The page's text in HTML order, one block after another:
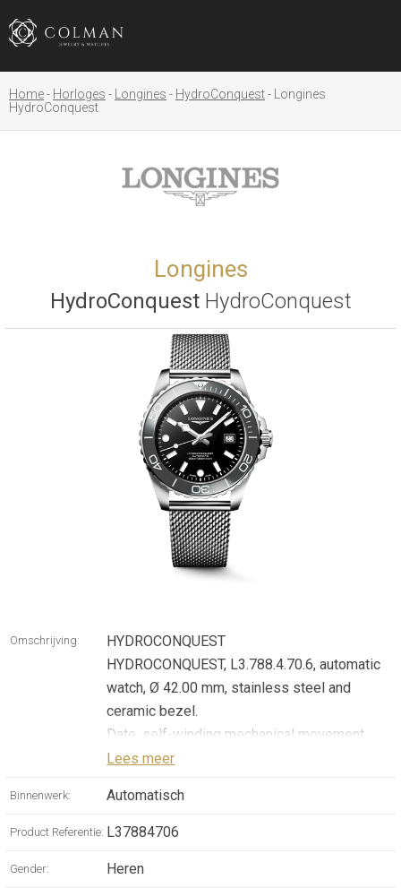
Home Horloges Longines HydroConquest
Longines
HydroConquest
Longines
HydroConquest HydroConquest
Omschrijving:
HYDROCONQUEST
HYDROCONQUEST, L3.788.4.70.6, automatic
watch, Ø 42.00 mm, stainless steel and
ceramic bezel.
Date, self-winding mechanical movement
beating at 25'200 vibrations per hour, with a
reserve up to 72 hours.
Screw-in crown unidirectional rotating bezel,
sapphire crystal, with several layers of anti-
Lees meer
Binnenwerk: Automatisch
Product Referentie: L37884706
Gender: Heren